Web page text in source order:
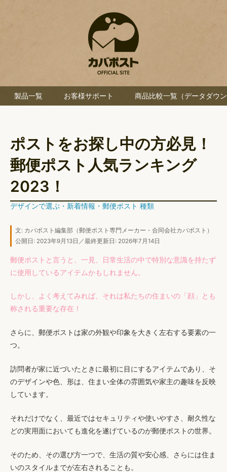
製品一覧 お客様サポート 商品比較一覧（データダウ
ポストをお探し中の方必見！
郵便ポスト人気ランキング
2023！
デザインで選ぶ ・ 新着情報 ・ 郵便ポスト 種類
文: カバポスト編集部（郵便ポスト専門メーカー・合同会社カバポスト）
公開日: 2023年9月13日／最終更新日: 2026年7月14日
郵便ポストと言うと、一見、日常生活の中で特別な意識を持たず
に使用しているアイテムかもしれません。
しかし、よく考えてみれば、それは私たちの住まいの「顔」とも
称される重要な存在！
さらに、郵便ポストは家の外観や印象を大きく左右する要素の一
つ。
訪問者が家に近づいたときに最初に目にするアイテムであり、そ
のデザインや色、形は、住まい全体の雰囲気や家主の趣味を反映
しています。
それだけでなく、最近ではセキュリティや使いやすさ、耐久性な
どの実用面においても進化を遂げているのが郵便ポストの世界。
そのため、その選び方一つで、生活の質や安心感、さらには住ま
いのスタイルまでが左右されることも。